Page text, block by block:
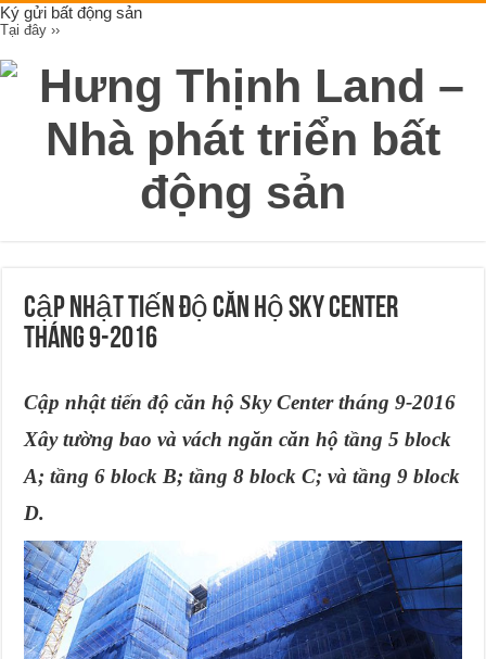
Ký gửi bất động sản
Tại đây ››
Cập nhật tiến độ căn hộ Sky Center
tháng 9-2016
Cập nhật tiến độ căn hộ Sky Center tháng 9-2016
Xây tường bao và vách ngăn căn hộ tầng 5 block
A; tầng 6 block B; tầng 8 block C; và tầng 9 block
D.